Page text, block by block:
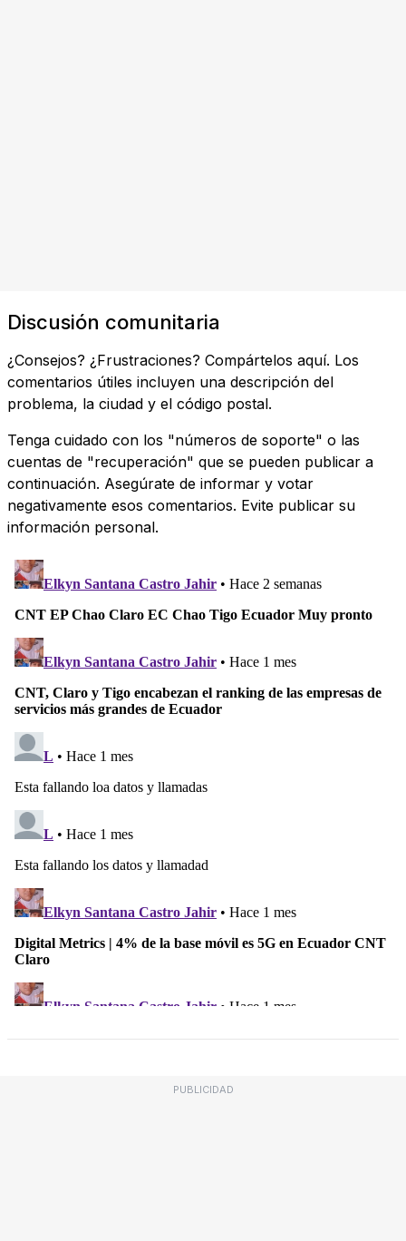
Discusión comunitaria
¿Consejos? ¿Frustraciones? Compártelos aquí. Los
comentarios útiles incluyen una descripción del
problema, la ciudad y el código postal.
Tenga cuidado con los "números de soporte" o las
cuentas de "recuperación" que se pueden publicar a
continuación. Asegúrate de informar y votar
negativamente esos comentarios. Evite publicar su
información personal.
PUBLICIDAD